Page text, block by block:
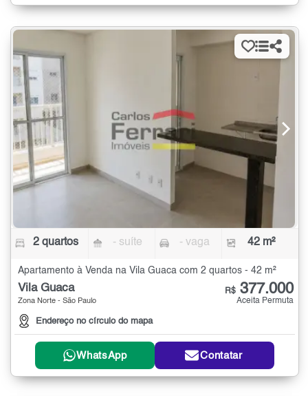
2 quartos - suíte - vaga 42 m²
Apartamento à Venda na Vila Guaca com 2 quartos - 42 m²
Vila Guaca
Zona Norte - São Paulo
Endereço no círculo do mapa
R$ 377.000
Aceita Permuta
WhatsApp Contatar